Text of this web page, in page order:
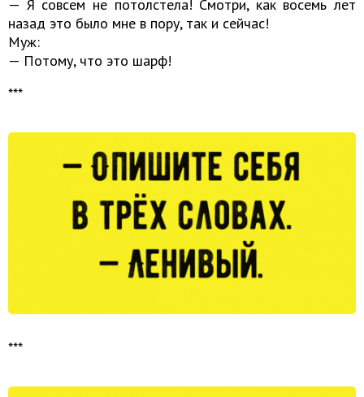
— Я совсем не потолстела! Смотри, как восемь лет
назад это было мне в пору, так и сейчас!
Муж:
— Потому, что это шарф!
***
***